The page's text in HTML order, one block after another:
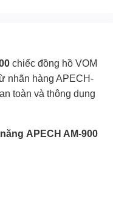
chiếc đồng hồ VOM
nhãn hàng APECH-
toàn và thông dụng
APECH AM-900